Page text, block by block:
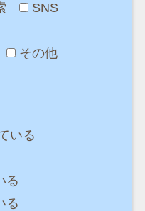
SNS
その他
いる
る
る